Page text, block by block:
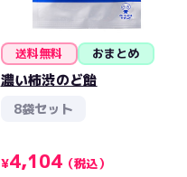
送料無料 おまとめ
濃い柿渋のど飴
8袋セット
¥4,104（税込）